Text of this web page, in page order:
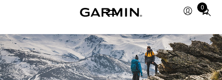
0
Total
in
cart:
0